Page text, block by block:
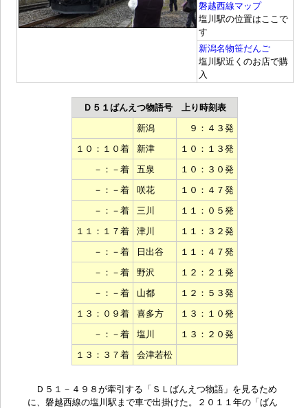
磐越西線マップ
塩川駅の位置はここで
す
新潟名物笹だんご
塩川駅近くのお店で購
入
Ｄ５１ばんえつ物語号 上り時刻表
新潟
９：４３発
１０：１０着
新津
１０：１３発
－：－着
五泉
１０：３０発
－：－着
咲花
１０：４７発
－：－着
三川
１１：０５発
１１：１７着
津川
１１：３２発
－：－着
日出谷
１１：４７発
－：－着
野沢
１２：２１発
－：－着
山都
１２：５３発
１３：０９着
喜多方
１３：１０発
－：－着
塩川
１３：２０発
１３：３７着
会津若松
Ｄ５１－４９８が牽引する「 ＳＬばんえつ物語 」を見るため
に、 磐越西線の塩川駅 まで車で出掛けた。２０１１年の「ばん